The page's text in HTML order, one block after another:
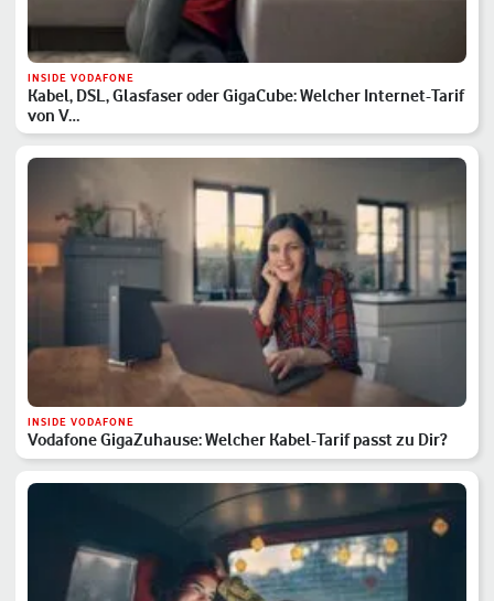
INSIDE VODAFONE
Kabel, DSL, Glasfaser oder GigaCube: Welcher Internet-Tarif
von V…
INSIDE VODAFONE
Vodafone GigaZuhause: Welcher Kabel-Tarif passt zu Dir?